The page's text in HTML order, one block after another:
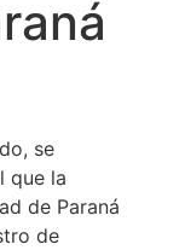
se
que la
de Paraná
de